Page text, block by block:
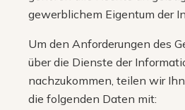
gewerblichem Eigentum der
Um den Anforderungen des
über die Dienste der
nachzukommen, teilen wir
die folgenden Daten mit: